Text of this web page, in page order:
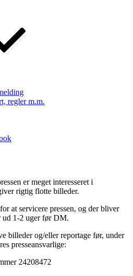
regler m.m.
er meget interesseret i
rigtig flotte billeder.
at servicere pressen, og der bliver
ud 1-2 uger før DM.
billeder og/eller reportage før, under
presseansvarlige:
24208472